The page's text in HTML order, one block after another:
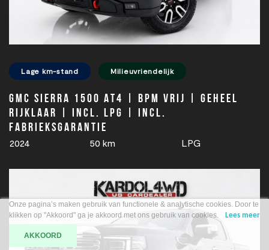
Lage km-stand Milieuvriendelijk
GMC SIERRA 1500 AT4 | BPM vrij | Geheel
rijklaar | Incl. LPG | Incl.
Fabrieksgarantie
2024 50 km LPG
Onze pagina’s maken gebruik van functionele & analytische cookies. Door te
klikken op "Akkoord" ga je akkoord met ons gebruik van cookies.
Lees meer
AKKOORD